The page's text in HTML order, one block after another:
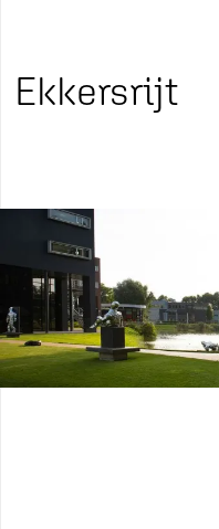
Ekkersrijt